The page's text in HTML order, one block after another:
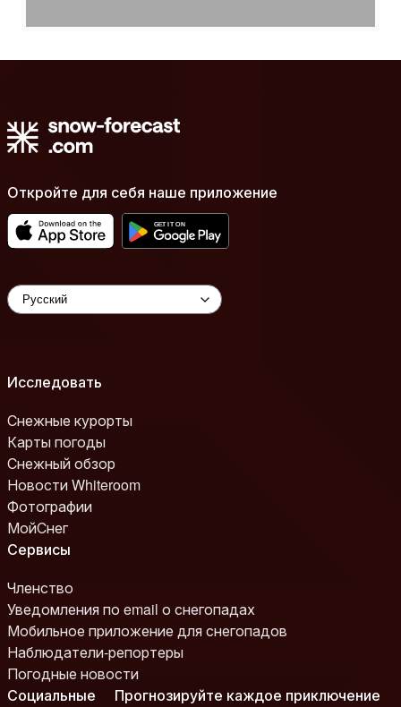
Откройте для себя наше приложение
Исследовать
Снежные курорты
Карты погоды
Снежный обзор
Новости Whiteroom
Фотографии
МойСнег
Сервисы
Членство
Уведомления по email о снегопадах
Мобильное приложение для снегопадов
Наблюдатели-репортеры
Погодные новости
Социальные
Прогнозируйте каждое приключение